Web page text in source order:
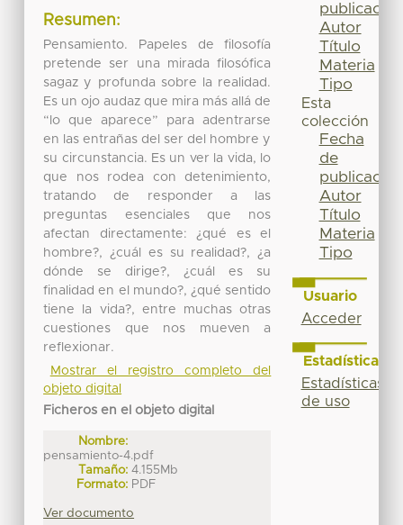
Resumen:
Pensamiento. Papeles de filosofía
pretende ser una mirada filosófica
sagaz y profunda sobre la realidad.
Es un ojo audaz que mira más allá de
“lo que aparece” para adentrarse
en las entrañas del ser del hombre y
su circunstancia. Es un ver la vida, lo
que nos rodea con detenimiento,
tratando de responder a las
preguntas esenciales que nos
afectan directamente: ¿qué es el
hombre?, ¿cuál es su realidad?, ¿a
dónde se dirige?, ¿cuál es su
finalidad en el mundo?, ¿qué sentido
tiene la vida?, entre muchas otras
cuestiones que nos mueven a
reflexionar.
Mostrar el registro completo del
objeto digital
Ficheros en el objeto digital
Nombre:
pensamiento-4.pdf
Tamaño: 4.155Mb
Formato: PDF
Ver documento
publicación
Autor
Título
Materia
Tipo
Esta
colección
Fecha
de
publicación
Autor
Título
Materia
Tipo
Usuario
Acceder
Estadísticas
Estadísticas
de uso